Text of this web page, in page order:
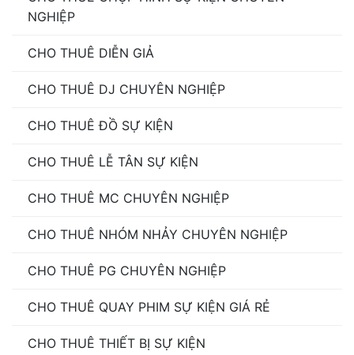
NGHIỆP
CHO THUÊ DIỄN GIẢ
CHO THUÊ DJ CHUYÊN NGHIỆP
CHO THUÊ ĐỒ SỰ KIỆN
CHO THUÊ LỄ TÂN SỰ KIỆN
CHO THUÊ MC CHUYÊN NGHIỆP
CHO THUÊ NHÓM NHẢY CHUYÊN NGHIỆP
CHO THUÊ PG CHUYÊN NGHIỆP
CHO THUÊ QUAY PHIM SỰ KIỆN GIÁ RẺ
CHO THUÊ THIẾT BỊ SỰ KIỆN